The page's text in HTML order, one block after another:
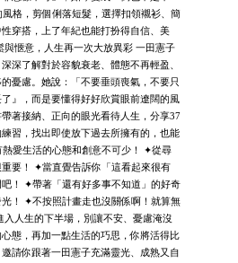
格，剪個俐落短髮，選擇扣領襯衫、簡
穿搭，上了年紀也能打扮得自信、美
愜意，人生再一次大放異彩 一田憲子
深了解對於容貌衰老、體態不再輕盈、
憂慮。她說：「不要垂頭喪氣，不要只
』，而是要懂得好好欣賞眼前遼闊的風
著接納、正向的眼光看待人生，分享37
習，找出即使放下過去所擁有的，也能
愛生活的心態和創意不可少！ ✦從尋
要！ ✦當直覺告訴你「這看起來很有
！ ✦帶著「還有好多事不知道」的好奇
！ ✦不按照計畫走也沒關係啊！就算無
入人生的下半場，別讓不安、憂慮淹沒
態，再加一點生活的巧思，你將活得比
請你跟著一田憲子充滿靈光、成熟又自